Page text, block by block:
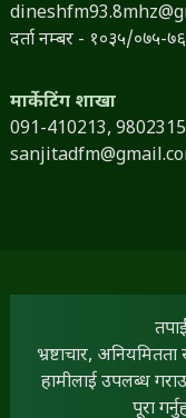
दर्ता नम्बर - १०३५/०७५-७६
मार्केटिंग शाखा
091-410213,
भ्रष्टाचार,
हामीलाई उपलब्ध
पूरा